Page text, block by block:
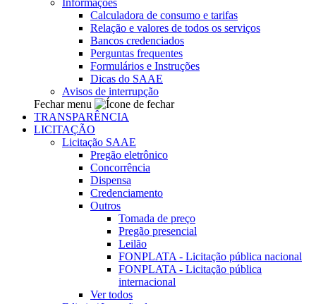
Informações
Calculadora de consumo e tarifas
Relação e valores de todos os serviços
Bancos credenciados
Perguntas frequentes
Formulários e Instruções
Dicas do SAAE
Avisos de interrupção
Fechar menu
TRANSPARÊNCIA
LICITAÇÃO
Licitação SAAE
Pregão eletrônico
Concorrência
Dispensa
Credenciamento
Outros
Tomada de preço
Pregão presencial
Leilão
FONPLATA - Licitação pública nacional
FONPLATA - Licitação pública
internacional
Ver todos